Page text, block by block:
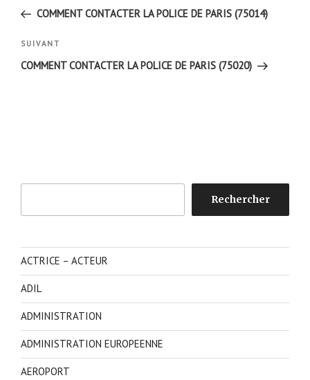
l’article
précédent
COMMENT CONTACTER LA POLICE DE PARIS (75014)
Article
suivant
SUIVANT
COMMENT CONTACTER LA POLICE DE PARIS (75020)
Rechercher
ACTRICE – ACTEUR
ADIL
ADMINISTRATION
ADMINISTRATION EUROPEENNE
AEROPORT